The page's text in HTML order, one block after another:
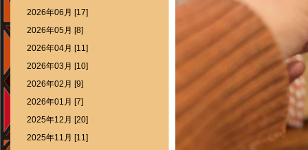
2026年06月 [17]
2026年05月 [8]
2026年04月 [11]
2026年03月 [10]
2026年02月 [9]
2026年01月 [7]
2025年12月 [20]
2025年11月 [11]